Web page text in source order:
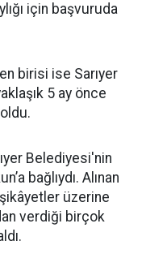
için başvuruda
birisi ise Sarıyer
5 ay önce
Belediyesi'nin
bağlıydı. Alınan
üzerine
verdiği birçok